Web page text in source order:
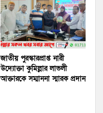
জাতীয় পুরস্কারপ্রাপ্ত নারী
উদ্যোক্তা কুমিল্লার লাভলী
আক্তারকে সম্মাননা স্মারক প্রদান